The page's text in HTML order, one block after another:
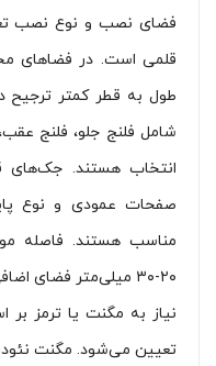
فضای نصب و نوع نصب
قلمی است. در فضاهای
طول به قطر کمتر ترجیح
شامل فلنج جلو، فلنج
انتخاب هستند. جک‌های
صفحات عمودی و نوع
مناسب هستند. فاصله
۲۰-۳۰ میلی‌متر فضای اضافی باید در طراحی در نظر گرفته شود.
نیاز به مگنت یا ترمز
تعیین می‌شود. مگنت